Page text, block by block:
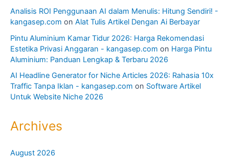
Analisis ROI Penggunaan AI dalam Menulis: Hitung Sendiri! -
kangasep.com on Alat Tulis Artikel Dengan Ai Berbayar
Pintu Aluminium Kamar Tidur 2026: Harga Rekomendasi
Estetika Privasi Anggaran - kangasep.com on Harga Pintu
Aluminium: Panduan Lengkap & Terbaru 2026
AI Headline Generator for Niche Articles 2026: Rahasia 10x
Traffic Tanpa Iklan - kangasep.com on Software Artikel
Untuk Website Niche 2026
Archives
August 2026